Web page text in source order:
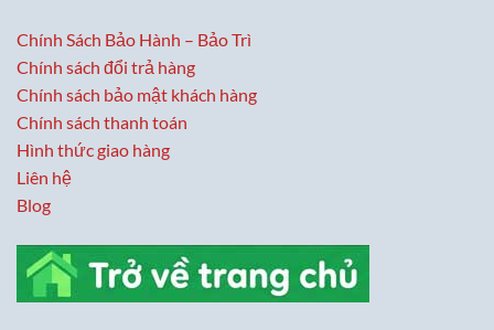
Chính Sách Bảo Hành – Bảo Trì
Chính sách đổi trả hàng
Chính sách bảo mật khách hàng
Chính sách thanh toán
Hình thức giao hàng
Liên hệ
Blog